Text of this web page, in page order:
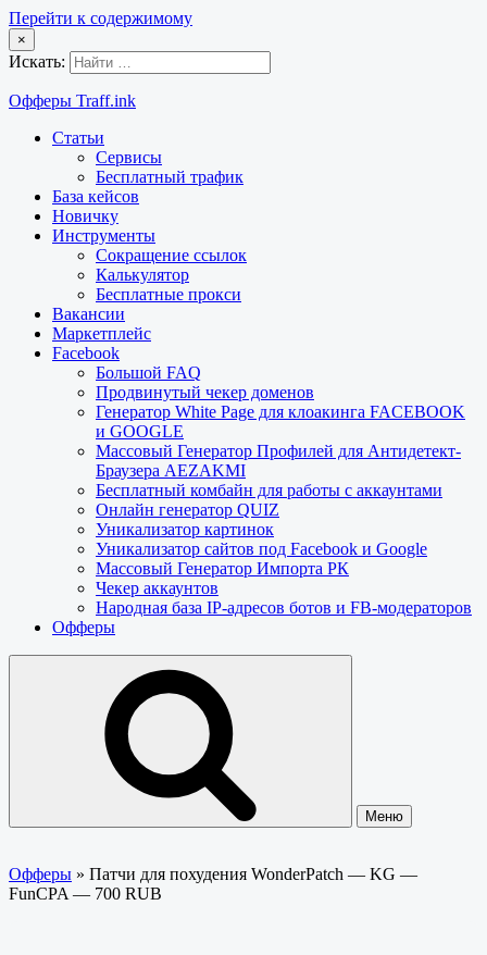
Перейти к содержимому
×
Искать:
Офферы Traff.ink
Статьи
Сервисы
Бесплатный трафик
База кейсов
Новичку
Инструменты
Сокращение ссылок
Калькулятор
Бесплатные прокси
Вакансии
Маркетплейс
Facebook
Большой FAQ
Продвинутый чекер доменов
Генератор White Page для клоакинга FACEBOOK
и GOOGLE
Массовый Генератор Профилей для Антидетект-
Браузера AEZAKMI
Бесплатный комбайн для работы с аккаунтами
Онлайн генератор QUIZ
Уникализатор картинок
Уникализатор сайтов под Facebook и Google
Массовый Генератор Импорта РК
Чекер аккаунтов
Народная база IP-адресов ботов и FB-модераторов
Офферы
Меню
Офферы » Патчи для похудения WonderPatch — KG —
FunCPA — 700 RUB